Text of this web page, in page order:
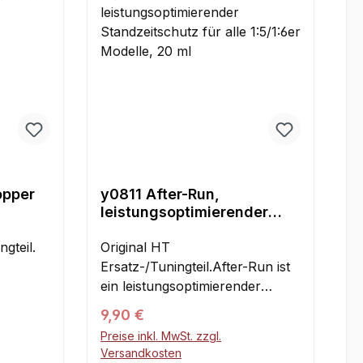
Dichtigkeit und die Lebensdauer
der Dichtung. Dazu empfehlen
wir:y0804 HT-Flächendichtung
y0811 After-Run,
leistungsoptimierender
1:5/1:6er Modelle, 20 ml
Original HT
Ersatz-/Tuningteil.After-Run ist
ein leistungsoptimierender
Standzeitschutz, der garantiert,
dass der Motor auch nach
längerer Standzeit
Regulärer Preis:
9,90 €
Preise inkl. MwSt. zzgl.
Versandkosten